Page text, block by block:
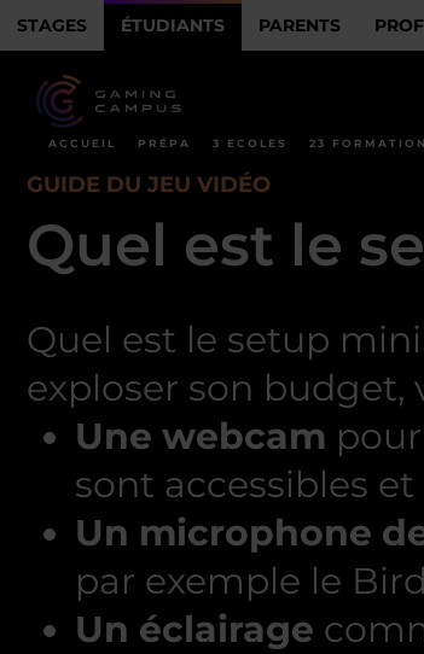
STAGES ÉTUDIANTS PARENTS
ACCUEIL PRÉPA 3 ECOLES 23
GUIDE DU JEU VIDÉO
Quel est le
Quel est le setup
exploser son budget,
Une webcam
sont accessibles
Un microphone
par exemple le
Un éclairage